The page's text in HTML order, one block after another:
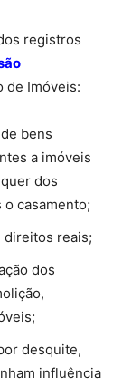
registros
de Imóveis:
bens
a imóveis
dos
casamento;
direitos reais;
dos
desquite,
influência